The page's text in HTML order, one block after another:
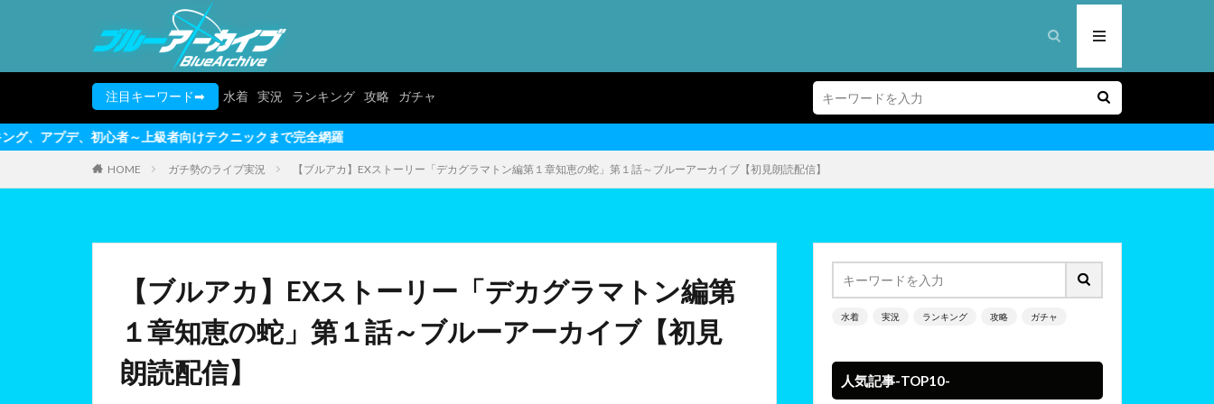
注目キーワード➡ 水着 実況 ランキング 攻略 ガチャ
上級者向けテクニックまで完全網羅
HOME ガチ勢のライブ実況 【ブルアカ】EXストーリー「デカグラマトン編第１章知恵の蛇」第１話～ブルーアーカイブ【初見朗読配信】
【ブルアカ】EXストーリー「デカグラマトン編第
１章知恵の蛇」第１話～ブルーアーカイブ【初見
朗読配信】
水着 実況 ランキング 攻略 ガチャ
人気記事-TOP10-